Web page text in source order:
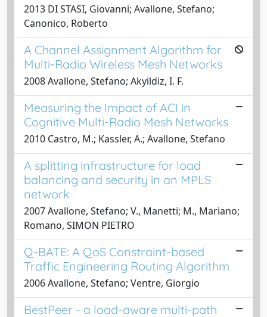
2013 DI STASI, Giovanni; Avallone, Stefano;
Canonico, Roberto
A Channel Assignment Algorithm for
Multi-Radio Wireless Mesh Networks
2008 Avallone, Stefano; Akyildiz, I. F.
Measuring the Impact of ACI in
Cognitive Multi-Radio Mesh Networks
2010 Castro, M.; Kassler, A.; Avallone, Stefano
A splitting infrastructure for load
balancing and security in an MPLS
network
2007 Avallone, Stefano; V., Manetti; M., Mariano;
Romano, SIMON PIETRO
Q-BATE: A QoS Constraint-based
Traffic Engineering Routing Algorithm
2006 Avallone, Stefano; Ventre, Giorgio
BestPeer - a load-aware multi-path